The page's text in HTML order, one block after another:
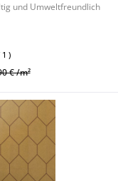
und Umweltfreundlich
1 )
€ /m²